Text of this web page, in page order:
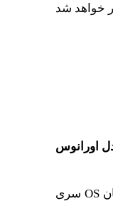
اورانوس
سری OS سرشعله های پرقدرت با راندمان